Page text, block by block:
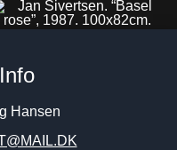
Hansen